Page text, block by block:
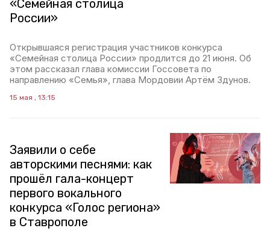
«Семейная столица
России»
Открывшаяся регистрация участников конкурса
«Семейная столица России» продлится до 21 июня. Об
этом рассказал глава комиссии Госсовета по
направлению «Семья», глава Мордовии Артём Здунов.
15 мая , 13:15
Заявили о себе
авторскими песнями: как
прошёл гала-концерт
первого вокального
конкурса «Голос региона»
в Ставрополе